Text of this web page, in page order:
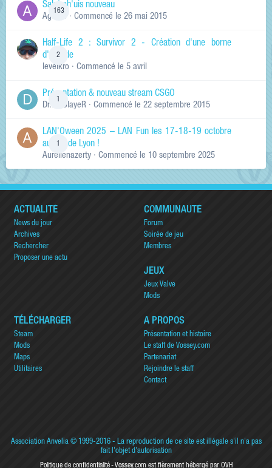
163
Salut ch'uis nouveau
Ag0Nie · Commencé le 26 mai 2015
2
Half-Life 2 : Survivor 2 - Création d'une borne
d'arcade
levelkro · Commencé le 5 avril
Présentation & nouveau stream CSGO
Dr.KinSlayeR · Commencé le 22 septembre 2015
LAN'Oween 2025 – LAN Fun les 17-18-19 octobre
au sud de Lyon !
Aurelienazerty · Commencé le 10 septembre 2025
ACTUALITÉ
News du jour
Archives
Rechercher
Proposer une actu
COMMUNAUTÉ
Forum
Soirée de jeu
Membres
JEUX
Jeux Valve
Mods
TÉLÉCHARGER
Steam
Mods
Maps
Utilitaires
A PROPOS
Présentation et histoire
Le staff de Vossey.com
Partenariat
Rejoindre le staff
Contact
Association Anvelia© 1999-2016 - La reproduction de ce site est illégale s'il n'a pas
fait l'objet d'autorisation
Politique de confidentialité Vossey.com est fièrement hébergé par OVH